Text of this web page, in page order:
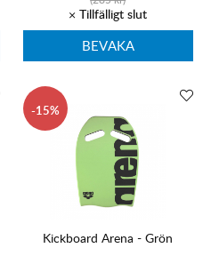
BEVAKA
15
Kickboard Arena - Grön